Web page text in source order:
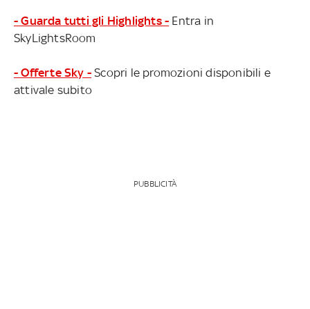
- Guarda tutti gli Highlights - Entra in
SkyLightsRoom
- Offerte Sky - Scopri le promozioni disponibili e
attivale subito
PUBBLICITÀ